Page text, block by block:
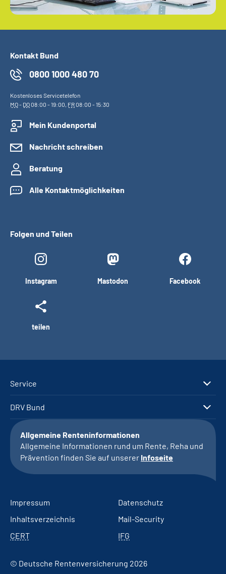
Kontakt Bund
0800 1000 480 70
Kostenloses Servicetelefon
MO- DO08:00 - 19:00, FR08:00 - 15:30
Mein Kundenportal
Nachricht schreiben
Beratung
Alle Kontaktmöglichkeiten
Folgen und Teilen
Instagram Mastodon Facebook
teilen
Service
DRV Bund
Allgemeine Renteninformationen
Allgemeine Informationen rund um Rente, Reha und
Prävention finden Sie auf unserer Infoseite
Impressum
Datenschutz
Inhaltsverzeichnis
Mail-Security
CERT
IFG
© Deutsche Rentenversicherung 2026